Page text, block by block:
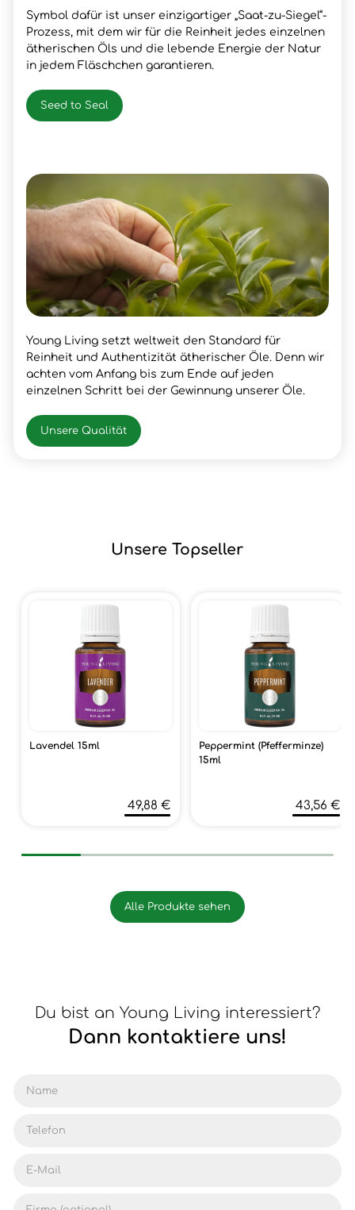
Symbol dafür ist unser einzigartiger „Saat-zu-Siegel“-
Prozess, mit dem wir für die Reinheit jedes einzelnen
ätherischen Öls und die lebende Energie der Natur
in jedem Fläschchen garantieren.
Seed to Seal
Young Living setzt weltweit den Standard für
Reinheit und Authentizität ätherischer Öle. Denn wir
achten vom Anfang bis zum Ende auf jeden
einzelnen Schritt bei der Gewinnung unserer Öle.
Unsere Qualität
Unsere Topseller
Lavendel 15ml
49,88 €
Peppermint (Pfefferminze)
15ml
43,56 €
Alle Produkte sehen
Du bist an Young Living interessiert?
Dann kontaktiere uns!